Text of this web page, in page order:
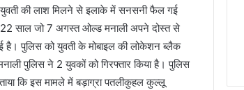
युवती की लाश मिलने से इलाके में सनसनी फैल गई
22 साल जो 7 अगस्त ओल्ड मनाली अपने दोस्त से
है। पुलिस को युवती के मोबाइल की लोकेशन ब्लैक
पुलिस ने 2 युवकों को गिरफ्तार किया है। पुलिस
कि इस मामले में बड़ाग्रा पतलीकुहल कुल्लू